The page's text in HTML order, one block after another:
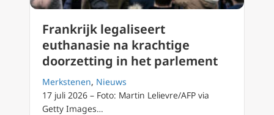
Frankrijk legaliseert
euthanasie na krachtige
doorzetting in het parlement
Merkstenen, Nieuws
17 juli 2026 – Foto: Martin Lelievre/AFP via
Getty Images…